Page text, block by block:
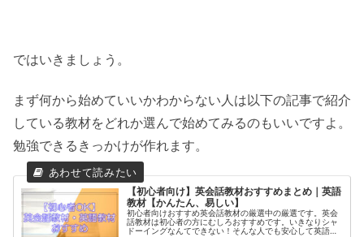
ではいきましょう。
まず何から始めていいかわからない人は以下の記事で紹介
している教材をどれか選んで始めてみるのもいいですよ。
勉強できるきっかけが作れます。
【初心者向け】英会話教材おすすめまとめ｜英語
教材【かんたん、易しい】
初心者向けおすすめ英会話教材の厳選中の厳選です。英会
話教材は初心者の方にむしろおすすめです。いきなりシャ
ドーイングなんてできない！そんな人でも安心して英語を